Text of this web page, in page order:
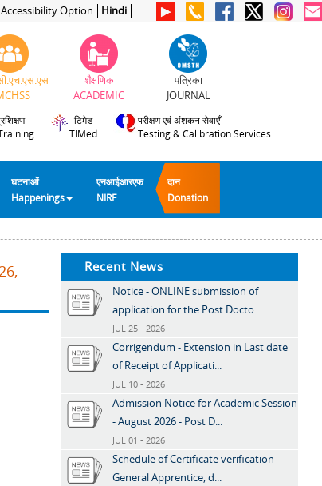
Accessibility Option Hindi
शैक्षणिक
ACADEMIC
पत्रिका
JOURNAL
टिमेड
TIMed
परीक्षण एवं अंशकन सेवाएँ
Testing & Calibration Services
घटनाओं
Happenings
एनआईआरएफ
NIRF
दान
Donation
Recent News
Notice - ONLINE submission of
application for the Post Docto...
JUL 25 - 2026
Corrigendum - Extension in Last date
of Receipt of Applicati...
JUL 10 - 2026
Admission Notice for Academic Session
- August 2026 - Post D...
JUL 01 - 2026
Schedule of Certificate verification -
General Apprentice, d...